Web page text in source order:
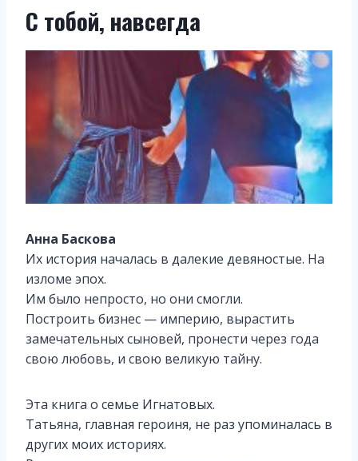
С тобой, навсегда
Анна Баскова
Их история началась в далекие девяностые. На
изломе эпох.
Им было непросто, но они смогли.
Построить бизнес — империю, вырастить
замечательных сыновей, пронести через года
свою любовь, и свою великую тайну.
Эта книга о семье Игнатовых.
Татьяна, главная героиня, не раз упоминалась в
других моих историях.